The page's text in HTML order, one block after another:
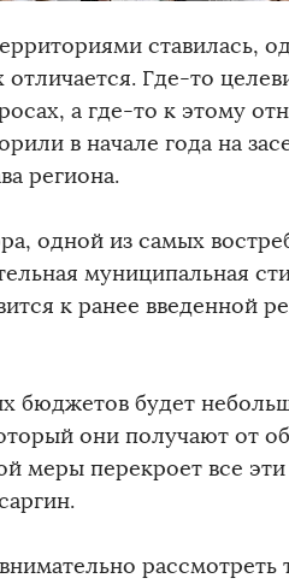
ставилась,
Где-то
а где-то к этому
в начале года на
региона.
одной из самых
муниципальная
к ранее введенной
бюджетов будет
они получают от
меры перекроет все
рассмотреть